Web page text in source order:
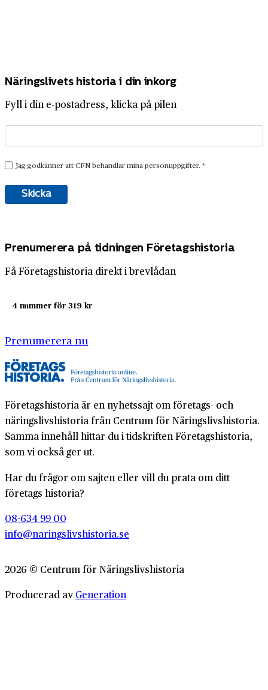
Näringslivets historia i din inkorg
Fyll i din e-postadress, klicka på pilen
Prenumerera på tidningen Företagshistoria
Få Företagshistoria direkt i brevlådan
4 nummer för 319 kr
Prenumerera nu
Företagshistoria är en nyhetssajt om företags- och
näringslivshistoria från Centrum för Näringslivshistoria.
Samma innehåll hittar du i tidskriften Företagshistoria,
som vi också ger ut.
Har du frågor om sajten eller vill du prata om ditt
företags historia?
08-634 99 00
info@naringslivshistoria.se
2026 © Centrum för Näringslivshistoria
Producerad av Generation